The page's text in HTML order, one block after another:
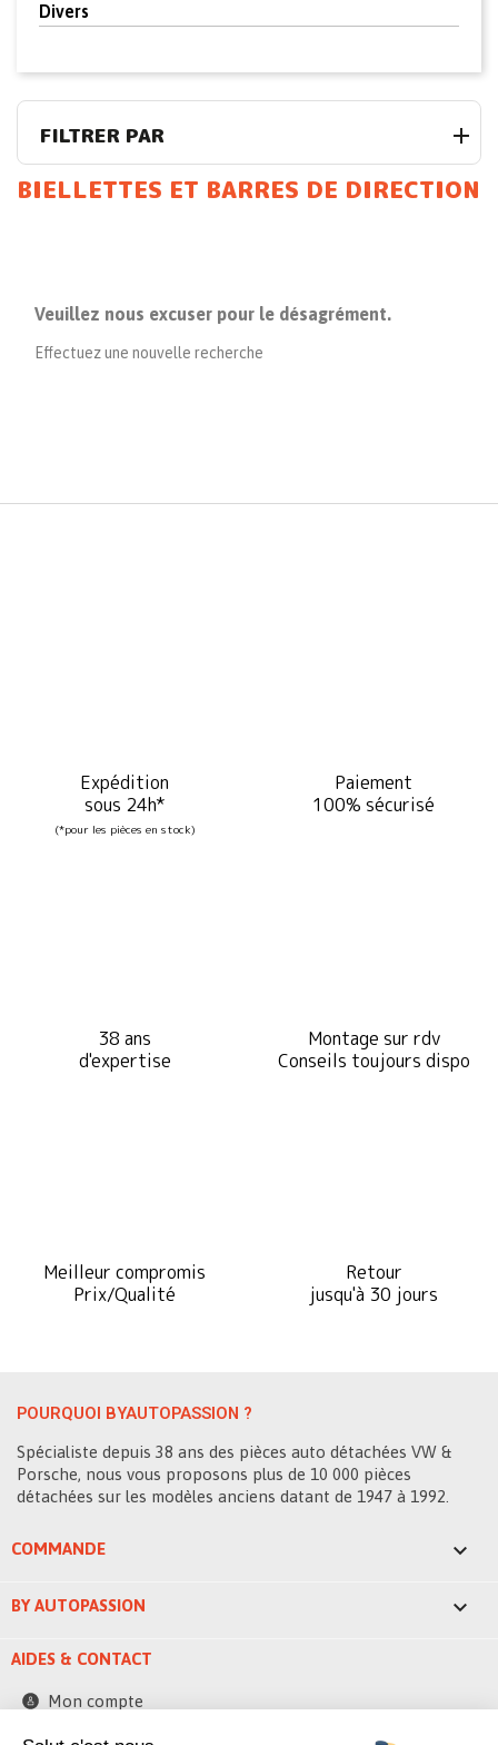
Divers
FILTRER PAR
BIELLETTES ET BARRES DE DIRECTION
Veuillez nous excuser pour le désagrément.
Effectuez une nouvelle recherche
Expédition
sous 24h*
(*pour les pièces en stock)
Paiement
100% sécurisé
38 ans
d'expertise
Montage sur rdv
Conseils toujours dispo
Meilleur compromis
Prix/Qualité
Retour
jusqu'à 30 jours
POURQUOI BYAUTOPASSION ?
Spécialiste depuis 38 ans des pièces auto détachées VW &
Porsche, nous vous proposons plus de 10 000 pièces
détachées sur les modèles anciens datant de 1947 à 1992.
COMMANDE 
BY AUTOPASSION 
AIDES & CONTACT
Mon compte